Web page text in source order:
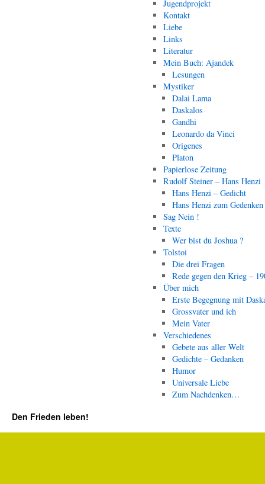
Jugendprojekt
Kontakt
Liebe
Links
Literatur
Mein Buch: Ajandek
Lesungen
Mystiker
Dalai Lama
Daskalos
Gandhi
Leonardo da Vinci
Origenes
Platon
Papierlose Zeitung
Rudolf Steiner – Hans Henzi
Hans Henzi – Gedicht
Hans Henzi zum Gedenken
Sag Nein !
Texte
Wer bist du Joshua ?
Tolstoi
Die drei Fragen
Rede gegen den Krieg –
Über mich
Erste Begegnung mit
Grossvater und ich
Mein Vater
Verschiedenes
Gebete aus aller Welt
Gedichte – Gedanken
Humor
Universale Liebe
Zum Nachdenken…
Den Frieden leben!